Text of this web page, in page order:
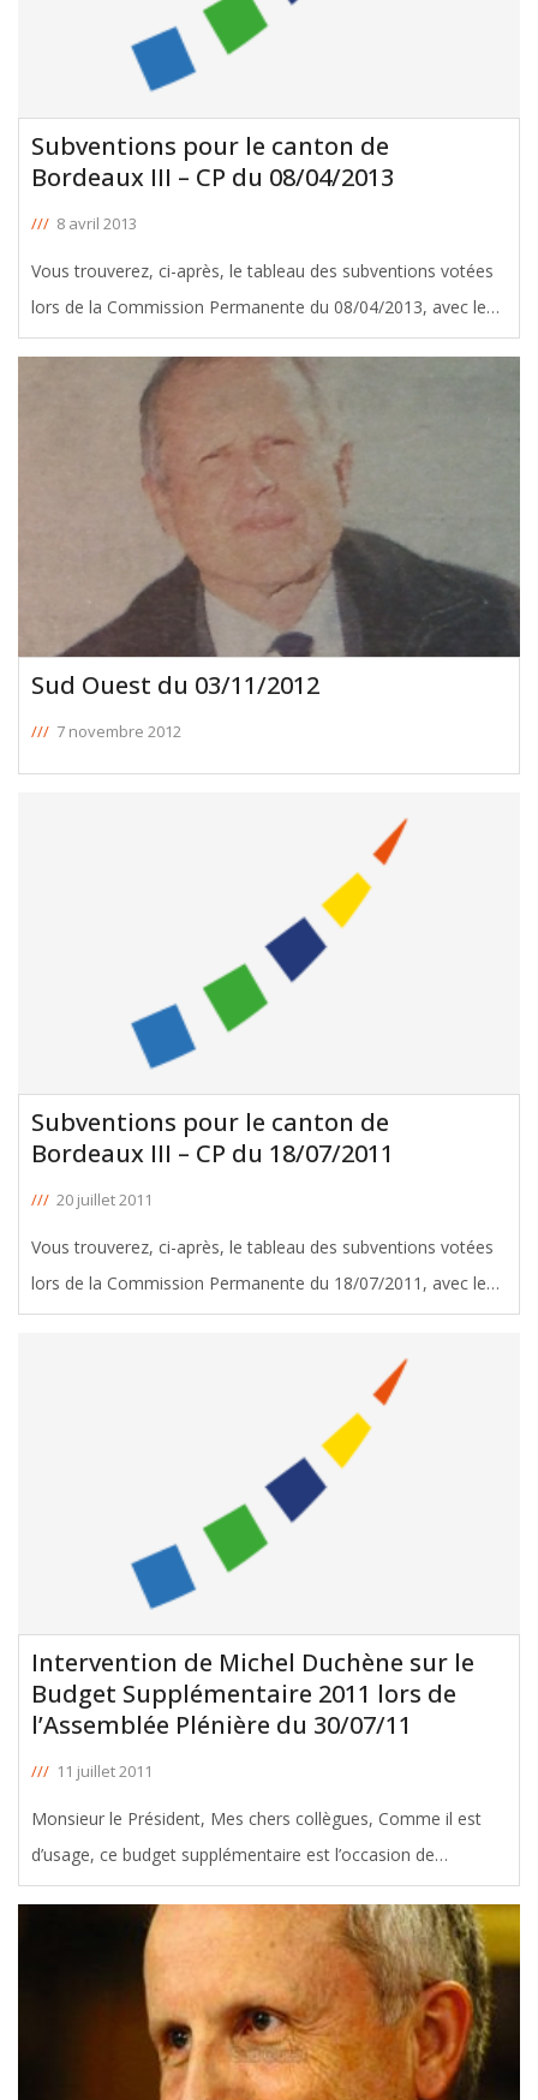
Subventions pour le canton de
Bordeaux III – CP du 08/04/2013
/// 8 avril 2013
Vous trouverez, ci-après, le tableau des subventions votées
lors de la Commission Permanente du 08/04/2013, avec le
soutien de Michel Duchène, Conseiller Général de Bordeaux
III. Télécharger le tableau
Sud Ouest du 03/11/2012
/// 7 novembre 2012
Subventions pour le canton de
Bordeaux III – CP du 18/07/2011
/// 20 juillet 2011
Vous trouverez, ci-après, le tableau des subventions votées
lors de la Commission Permanente du 18/07/2011, avec le
soutien de Michel Duchène, Conseiller Général de Bordeaux
Intervention de Michel Duchène sur le
Budget Supplémentaire 2011 lors de
l’Assemblée Plénière du 30/07/11
/// 11 juillet 2011
Monsieur le Président, Mes chers collègues, Comme il est
d’usage, ce budget supplémentaire est l’occasion de
reprendre les résultats de l’année précédente et d’opérer les
ajustements nécessaires pour adapter aux besoins